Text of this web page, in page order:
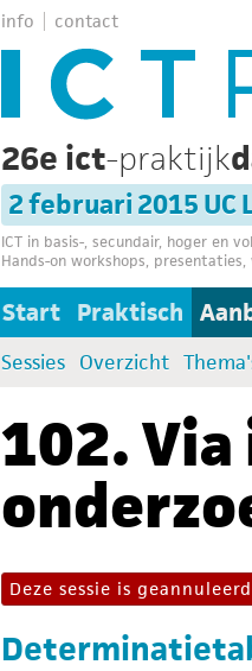
info contact
26e ict-praktijk
2 februari 2015 UC
ICT in basis-, secundair, hoger en
Hands-on workshops,
Start Praktisch
Sessies Overzicht
102.
Deze sessie is